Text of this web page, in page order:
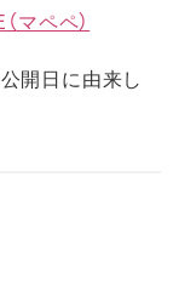
マペペ）
開日に由来し